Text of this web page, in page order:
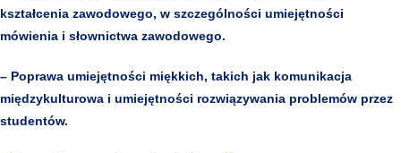
kształcenia zawodowego, w szczególności umiejętności
mówienia i słownictwa zawodowego.
– Poprawa umiejętności miękkich, takich jak komunikacja
międzykulturowa i umiejętności rozwiązywania problemów przez
studentów.